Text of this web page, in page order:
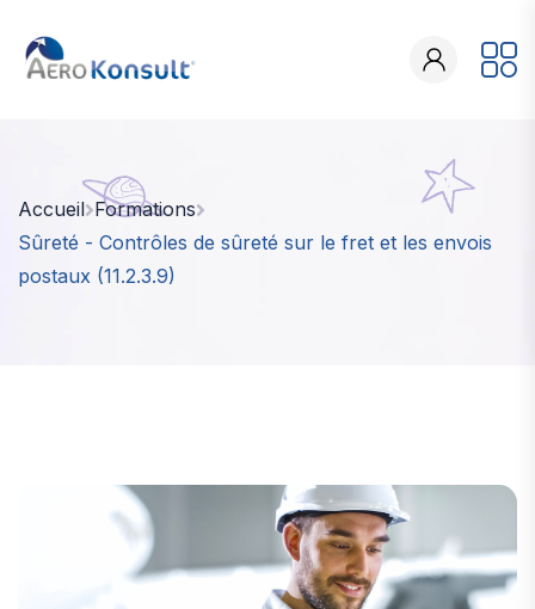
Accueil Formations
Sûreté - Contrôles de sûreté sur le fret et les envois
postaux (11.2.3.9)